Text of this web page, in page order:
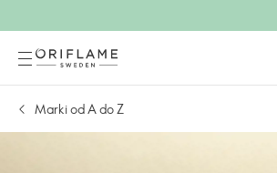
Marki od A do Z